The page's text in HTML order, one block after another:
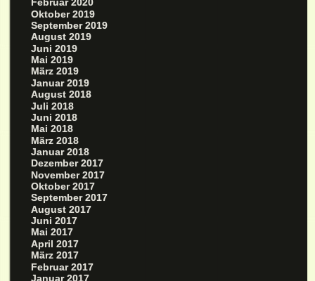
Februar 2020
Oktober 2019
September 2019
August 2019
Juni 2019
Mai 2019
März 2019
Januar 2019
August 2018
Juli 2018
Juni 2018
Mai 2018
März 2018
Januar 2018
Dezember 2017
November 2017
Oktober 2017
September 2017
August 2017
Juni 2017
Mai 2017
April 2017
März 2017
Februar 2017
Januar 2017